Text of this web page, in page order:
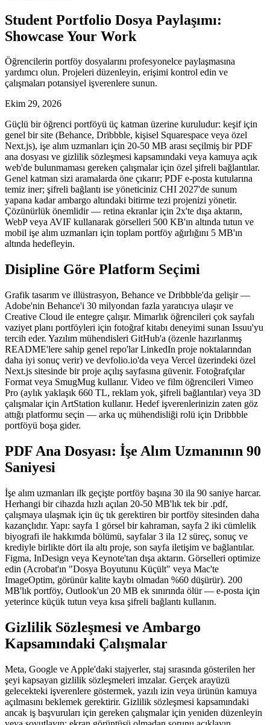
Student Portfolio Dosya Paylaşımı:
Showcase Your Work
Öğrencilerin portföy dosyalarını profesyonelce paylaşmasına
yardımcı olun. Projeleri düzenleyin, erişimi kontrol edin ve
çalışmaları potansiyel işverenlere sunun.
Ekim 29, 2026
Güçlü bir öğrenci portföyü üç katman üzerine kuruludur: keşif için
genel bir site (Behance, Dribbble, kişisel Squarespace veya özel
Next.js), işe alım uzmanları için 20-50 MB arası seçilmiş bir PDF
ana dosyası ve gizlilik sözleşmesi kapsamındaki veya kamuya açık
web'de bulunmaması gereken çalışmalar için özel şifreli bağlantılar.
Genel katman sizi aramalarda öne çıkarır; PDF e-posta kutularına
temiz iner; şifreli bağlantı ise yöneticiniz CHI 2027'de sunum
yapana kadar ambargo altındaki bitirme tezi projenizi yönetir.
Çözünürlük önemlidir — retina ekranlar için 2x'te dışa aktarın,
WebP veya AVIF kullanarak görselleri 500 KB'ın altında tutun ve
mobil işe alım uzmanları için toplam portföy ağırlığını 5 MB'ın
altında hedefleyin.
Disipline Göre Platform Seçimi
Grafik tasarım ve illüstrasyon, Behance ve Dribbble'da gelişir —
Adobe'nin Behance'i 30 milyondan fazla yaratıcıya ulaşır ve
Creative Cloud ile entegre çalışır. Mimarlık öğrencileri çok sayfalı
vaziyet planı portföyleri için fotoğraf kitabı deneyimi sunan Issuu'yu
tercih eder. Yazılım mühendisleri GitHub'a (özenle hazırlanmış
README'lere sahip genel repo'lar LinkedIn proje noktalarından
daha iyi sonuç verir) ve devfolio.io'da veya Vercel üzerindeki özel
Next.js sitesinde bir proje açılış sayfasına güvenir. Fotoğrafçılar
Format veya SmugMug kullanır. Video ve film öğrencileri Vimeo
Pro (aylık yaklaşık 660 TL, reklam yok, şifreli bağlantılar) veya 3D
çalışmalar için ArtStation kullanır. Hedef işverenlerinizin zaten göz
attığı platformu seçin — arka uç mühendisliği rolü için Dribbble
portföyü boşa gider.
PDF Ana Dosyası: İşe Alım Uzmanının 90
Saniyesi
İşe alım uzmanları ilk geçişte portföy başına 30 ila 90 saniye harcar.
Herhangi bir cihazda hızlı açılan 20-50 MB'lık tek bir .pdf,
çalışmaya ulaşmak için üç tık gerektiren bir portföy sitesinden daha
kazançlıdır. Yapı: sayfa 1 görsel bir kahraman, sayfa 2 iki cümlelik
biyografi ile hakkımda bölümü, sayfalar 3 ila 12 süreç, sonuç ve
krediyle birlikte dört ila altı proje, son sayfa iletişim ve bağlantılar.
Figma, InDesign veya Keynote'tan dışa aktarın. Görselleri optimize
edin (Acrobat'ın "Dosya Boyutunu Küçült" veya Mac'te
ImageOptim, görünür kalite kaybı olmadan %60 düşürür). 200
MB'lık portföy, Outlook'un 20 MB ek sınırında ölür — e-posta için
yeterince küçük tutun veya kısa şifreli bağlantı kullanın.
Gizlilik Sözleşmesi ve Ambargo
Kapsamındaki Çalışmalar
Meta, Google ve Apple'daki stajyerler, staj sırasında gösterilen her
şeyi kapsayan gizlilik sözleşmeleri imzalar. Gerçek arayüzü
gelecekteki işverenlere göstermek, yazılı izin veya ürünün kamuya
açılmasını beklemek gerektirir. Gizlilik sözleşmesi kapsamındaki
ancak iş başvuruları için gereken çalışmalar için yeniden düzenleyin